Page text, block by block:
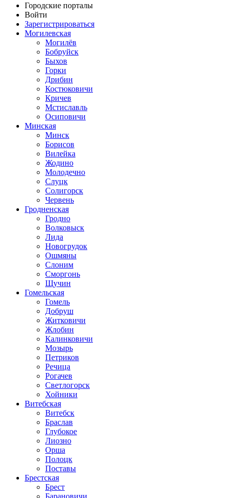
Городские порталы
Войти
Зарегистрироваться
Могилевская
Могилёв
Бобруйск
Быхов
Горки
Дрибин
Костюковичи
Кричев
Мстиславль
Осиповичи
Минская
Минск
Борисов
Вилейка
Жодино
Молодечно
Слуцк
Солигорск
Червень
Гродненская
Гродно
Волковыск
Лида
Новогрудок
Ошмяны
Слоним
Сморгонь
Щучин
Гомельская
Гомель
Добруш
Житковичи
Жлобин
Калинковичи
Мозырь
Петриков
Речица
Рогачев
Светлогорск
Хойники
Витебская
Витебск
Браслав
Глубокое
Лиозно
Орша
Полоцк
Поставы
Брестская
Брест
Барановичи